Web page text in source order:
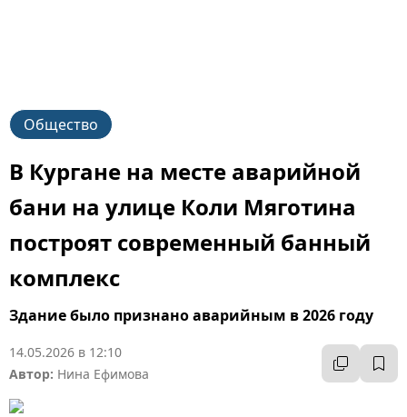
Общество
В Кургане на месте аварийной
бани на улице Коли Мяготина
построят современный банный
комплекс
Здание было признано аварийным в 2026 году
14.05.2026 в 12:10
Автор: Нина Ефимова